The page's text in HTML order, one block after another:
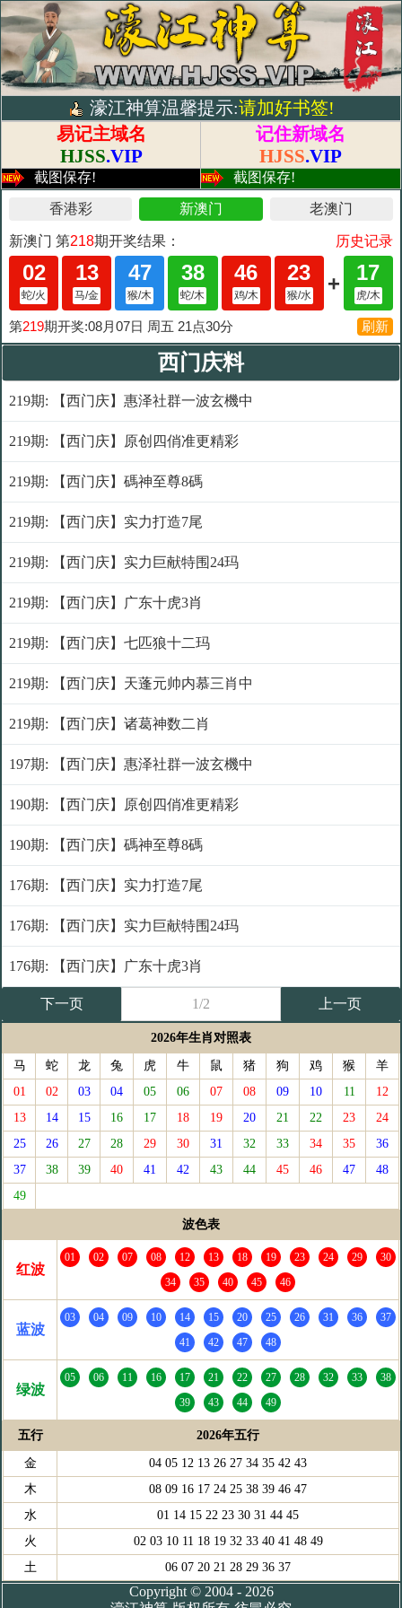
濠江神算温馨提示:请加好书签!
易记主域名
HJSS.VIP
记住新域名
HJSS.VIP
截图保存! 截图保存!
西门庆料
219期: 【西门庆】惠泽社群一波玄機中
219期: 【西门庆】原创四俏准更精彩
219期: 【西门庆】碼神至尊8碼
219期: 【西门庆】实力打造7尾
219期: 【西门庆】实力巨献特围24玛
219期: 【西门庆】广东十虎3肖
219期: 【西门庆】七匹狼十二玛
219期: 【西门庆】天蓬元帅内慕三肖中
219期: 【西门庆】诸葛神数二肖
197期: 【西门庆】惠泽社群一波玄機中
190期: 【西门庆】原创四俏准更精彩
190期: 【西门庆】碼神至尊8碼
176期: 【西门庆】实力打造7尾
176期: 【西门庆】实力巨献特围24玛
176期: 【西门庆】广东十虎3肖
下一页 1/2 上一页
2026年生肖对照表
马 蛇 龙 兔 虎 牛 鼠 猪 狗 鸡 猴
羊
01
02 03 04 05 06 07 08 09 10 11
12
13
14 15 16 17 18 19 20 21 22 23
24
25
26 27 28 29 30 31 32 33 34 35
36
37
38 39 40 41 42 43 44 45 46 47
48
49
波色表
红波
01 02 07 08 12 13 18 19 23 24 29
30
34
35 40 45 46
蓝波
03 04 09 10 14 15 20 25 26 31 36
37
41
42 47 48
绿波
05 06 11 16 17 21 22 27 28 32 33
38
39
43 44 49
五行 2026年五行
金
04 05 12 13 26 27 34 35 42 43
木
08 09 16 17 24 25 38 39 46 47
水
01 14 15 22 23 30 31 44 45
火
02 03 10 11 18 19 32 33 40 41 48 49
土
06 07 20 21 28 29 36 37
Copyright © 2004 - 2026